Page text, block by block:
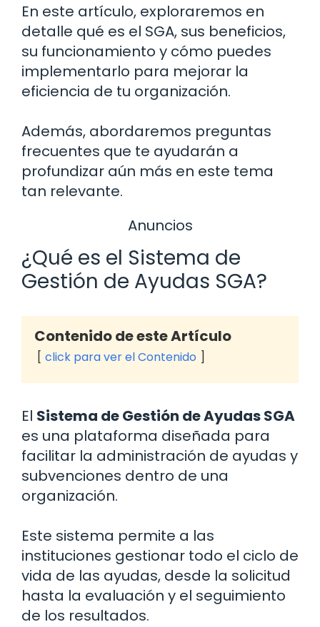
En este artículo, exploraremos en
detalle qué es el SGA, sus beneficios,
su funcionamiento y cómo puedes
implementarlo para mejorar la
eficiencia de tu organización.
Además, abordaremos preguntas
frecuentes que te ayudarán a
profundizar aún más en este tema
tan relevante.
Anuncios
¿Qué es el Sistema de
Gestión de Ayudas SGA?
Contenido de este Artículo
click para ver el Contenido
El Sistema de Gestión de Ayudas SGA
es una plataforma diseñada para
facilitar la administración de ayudas y
subvenciones dentro de una
organización.
Este sistema permite a las
instituciones gestionar todo el ciclo de
vida de las ayudas, desde la solicitud
hasta la evaluación y el seguimiento
de los resultados.